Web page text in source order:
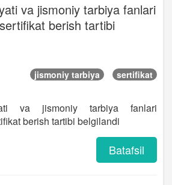
va jismoniy tarbiya fanlari
berish tartibi
jismoniy tarbiya sertifikat
va jismoniy tarbiya fanlari
berish tartibi belgilandi
Batafsil